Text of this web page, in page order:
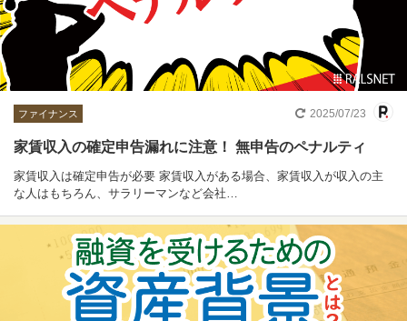
ファイナンス 2025/07/23
家賃収入の確定申告漏れに注意！ 無申告のペナルティ
家賃収入は確定申告が必要 家賃収入がある場合、家賃収入が収入の主
な人はもちろん、サラリーマンなど会社…